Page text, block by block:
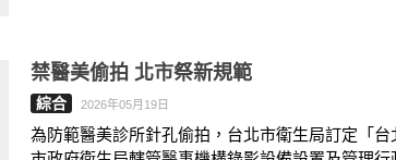
禁醫美偷拍 北市祭新規範
綜合 2026年05月19日
為防範醫美診所針孔偷拍，台北市衛生局訂定「台